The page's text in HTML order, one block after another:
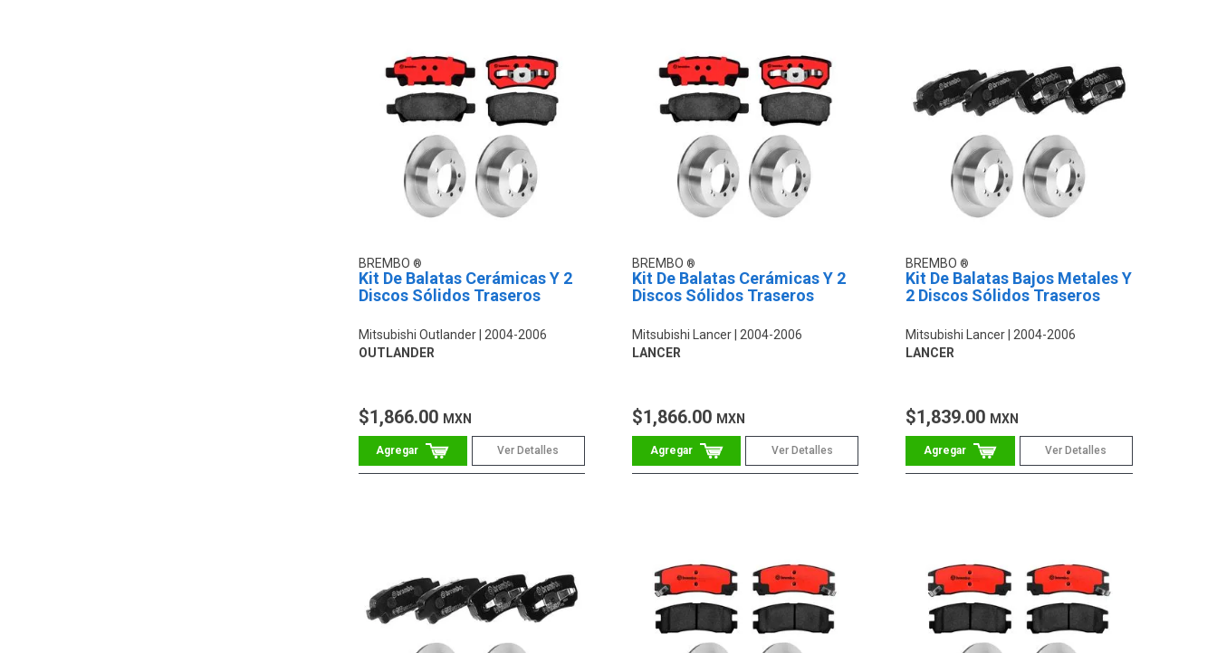
BREMBO
Kit De Balatas Cerámicas Y 2
Discos Sólidos Traseros
Mitsubishi Outlander
2004-2006
OUTLANDER
$1,866.00 MXN
Ver Detalles
BREMBO
Kit De Balatas Cerámicas Y 2
Discos Sólidos Traseros
Mitsubishi Lancer
2004-2006
LANCER
$1,866.00 MXN
Ver Detalles
BREMBO
Kit De Balatas Bajos Metales Y
2 Discos Sólidos Traseros
Mitsubishi Lancer
2004-2006
LANCER
$1,839.00 MXN
Ver Detalles